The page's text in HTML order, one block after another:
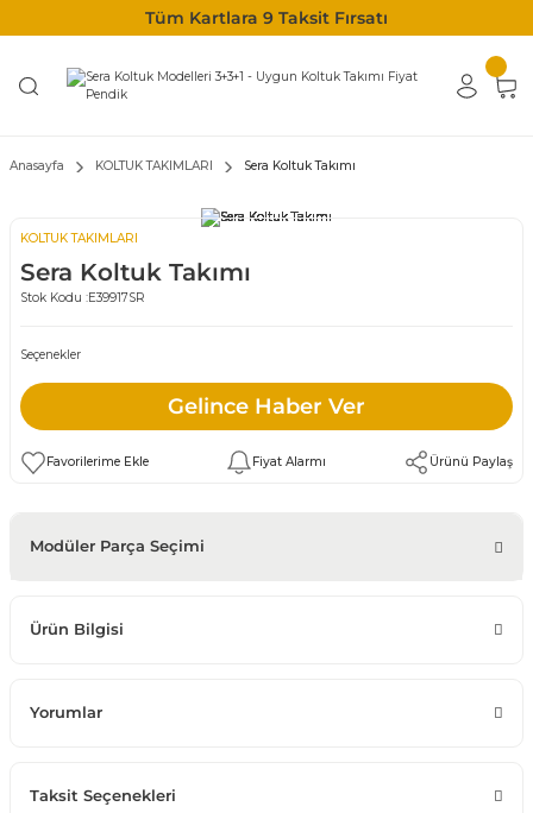
Tüm Kartlara 9 Taksit Fırsatı
Anasayfa KOLTUK TAKIMLARI Sera Koltuk Takımı
KOLTUK TAKIMLARI
Sera Koltuk Takımı
Stok Kodu :E39917SR
Seçenekler
Gelince Haber Ver
Fiyat Alarmı Ürünü Paylaş
Modüler Parça Seçimi
Ürün Bilgisi
Yorumlar
Taksit Seçenekleri